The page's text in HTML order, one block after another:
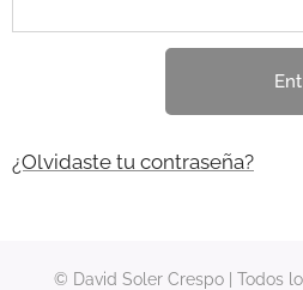
¿Olvidaste tu contraseña?
© David Soler Crespo | Todos